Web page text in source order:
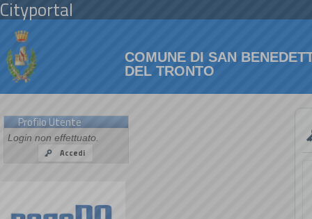
Cityportal
COMUNE DI SAN
DEL TRONTO
Profilo Utente
Login non effettuato.
Accedi